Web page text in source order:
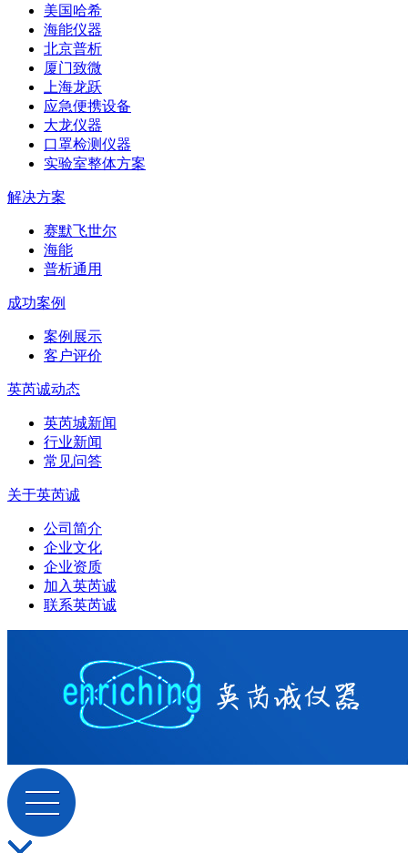
美国哈希
海能仪器
北京普析
厦门致微
上海龙跃
应急便携设备
大龙仪器
口罩检测仪器
实验室整体方案
解决方案
赛默飞世尔
海能
普析通用
成功案例
案例展示
客户评价
英芮诚动态
英芮城新闻
行业新闻
常见问答
关于英芮诚
公司简介
企业文化
企业资质
加入英芮诚
联系英芮诚